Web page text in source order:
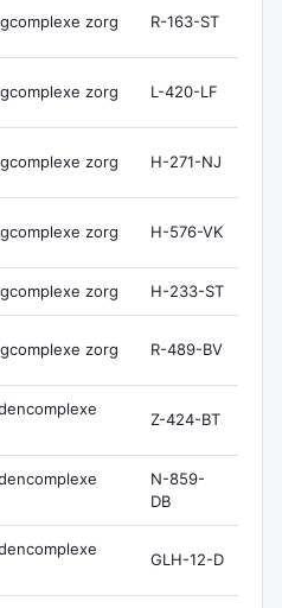
zorg R-163-ST
zorg L-420-LF
zorg H-271-NJ
zorg H-576-VK
zorg H-233-ST
zorg R-489-BV
Z-424-BT
N-859-
DB
GLH-12-D